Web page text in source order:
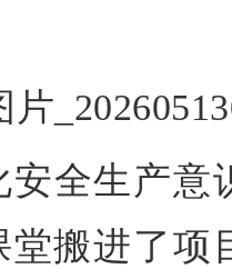
安全生产意
堂搬进了项